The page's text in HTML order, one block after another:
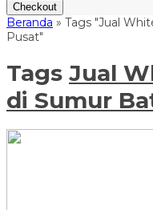
Checkout
Beranda » Tags "Jual
Pusat"
Tags Jual
di Sumur